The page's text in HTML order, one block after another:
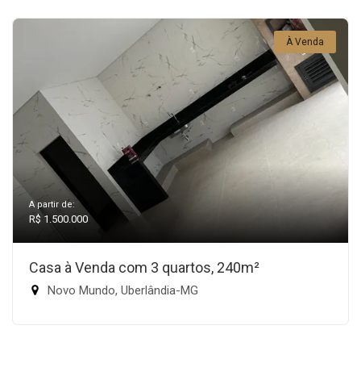
À Venda
A partir de:
R$ 1.500.000
Casa à Venda com 3 quartos, 240m²
Novo Mundo, Uberlândia-MG